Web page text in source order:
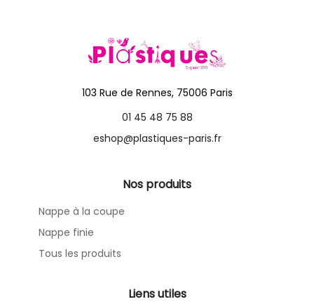
103 Rue de Rennes, 75006 Paris
01 45 48 75 88
eshop@plastiques-paris.fr
Nos produits
Nappe à la coupe
Nappe finie
Tous les produits
Liens utiles